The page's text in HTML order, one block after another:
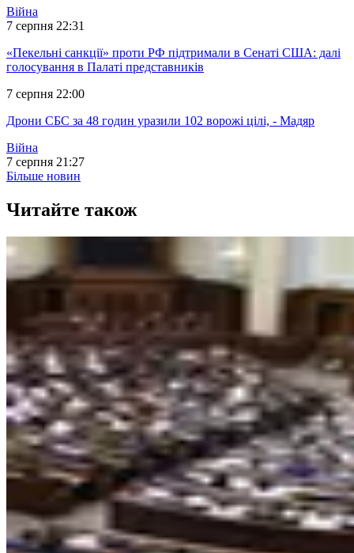
Війна
7 серпня 22:31
«Пекельні санкції» проти РФ підтримали в Сенаті США: далі
голосування в Палаті представників
7 серпня 22:00
Дрони СБС за 48 годин уразили 102 ворожі цілі, - Мадяр
Війна
7 серпня 21:27
Більше новин
Читайте також